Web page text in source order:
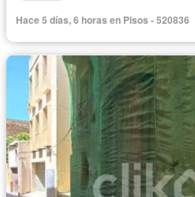
Hace 5 días, 6 horas en Pisos - 520836